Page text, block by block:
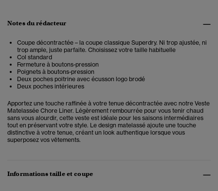
Notes du rédacteur
Coupe décontractée – la coupe classique Superdry. Ni trop ajustée, ni
trop ample, juste parfaite. Choisissez votre taille habituelle
Col standard
Fermeture à boutons-pression
Poignets à boutons-pression
Deux poches poitrine avec écusson logo brodé
Deux poches intérieures
Apportez une touche raffinée à votre tenue décontractée avec notre Veste
Matelassée Chore Liner. Légèrement rembourrée pour vous tenir chaud
sans vous alourdir, cette veste est idéale pour les saisons intermédiaires
tout en préservant votre style. Le design matelassé ajoute une touche
distinctive à votre tenue, créant un look authentique lorsque vous
superposez vos vêtements.
Informations taille et coupe